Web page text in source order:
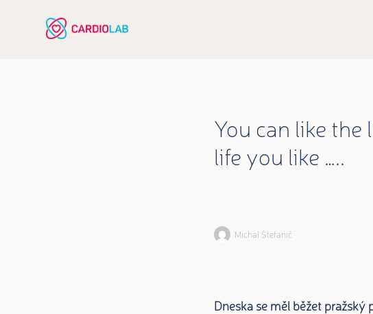
You can like the
life you like …..
Michal Štefanič
Dneska se měl běžet pražský